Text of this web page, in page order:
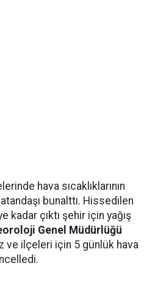
hava sıcaklıklarının
bunalttı. Hissedilen
kadar çıktı şehir için yağış
Genel Müdürlüğü
ve ilçeleri için 5 günlük hava